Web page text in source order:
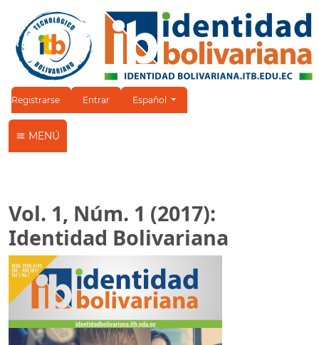
Registrarse Entrar Cambiar el idioma. El idioma actual es:
Español
MENÚ
Vol. 1, Núm. 1 (2017):
Identidad Bolivariana